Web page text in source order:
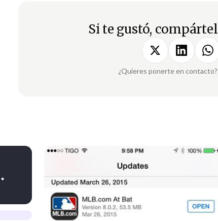
Si te gustó,
¿Quieres ponerte en contacto?